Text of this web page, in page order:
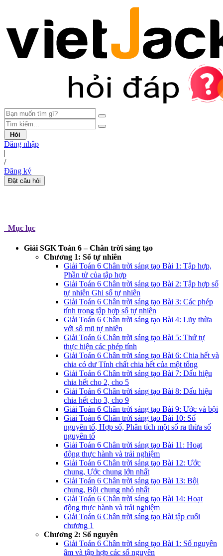
Hỏi
Đăng nhập
|
/
Đăng ký
Đặt câu hỏi
Mục lục
Giải SGK Toán 6 – Chân trời sáng tạo
Chương 1: Số tự nhiên
Giải Toán 6 Chân trời sáng tạo Bài 1: Tập hợp,
Phần tử của tập hợp
Giải Toán 6 Chân trời sáng tạo Bài 2: Tập hợp số
tự nhiên Ghi số tự nhiên
Giải Toán 6 Chân trời sáng tạo Bài 3: Các phép
tính trong tập hợp số tự nhiên
Giải Toán 6 Chân trời sáng tạo Bài 4: Lũy thừa
với số mũ tự nhiên
Giải Toán 6 Chân trời sáng tạo Bài 5: Thứ tự
thực hiện các phép tính
Giải Toán 6 Chân trời sáng tạo Bài 6: Chia hết và
chia có dư Tính chất chia hết của một tổng
Giải Toán 6 Chân trời sáng tạo Bài 7: Dấu hiệu
chia hết cho 2, cho 5
Giải Toán 6 Chân trời sáng tạo Bài 8: Dấu hiệu
chia hết cho 3, cho 9
Giải Toán 6 Chân trời sáng tạo Bài 9: Ước và bội
Giải Toán 6 Chân trời sáng tạo Bài 10: Số
nguyên tố, Hợp số, Phân tích một số ra thừa số
nguyên tố
Giải Toán 6 Chân trời sáng tạo Bài 11: Hoạt
động thực hành và trải nghiệm
Giải Toán 6 Chân trời sáng tạo Bài 12: Ước
chung, Ước chung lớn nhất
Giải Toán 6 Chân trời sáng tạo Bài 13: Bội
chung, Bội chung nhỏ nhất
Giải Toán 6 Chân trời sáng tạo Bài 14: Hoạt
động thực hành và trải nghiệm
Giải Toán 6 Chân trời sáng tạo Bài tập cuối
chương 1
Chương 2: Số nguyên
Giải Toán 6 Chân trời sáng tạo Bài 1: Số nguyên
âm và tập hợp các số nguyên